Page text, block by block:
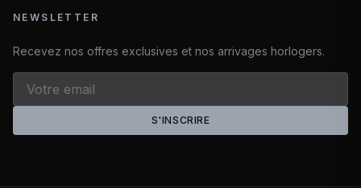
NEWSLETTER
Recevez nos offres exclusives et nos arrivages horlogers.
S'INSCRIRE